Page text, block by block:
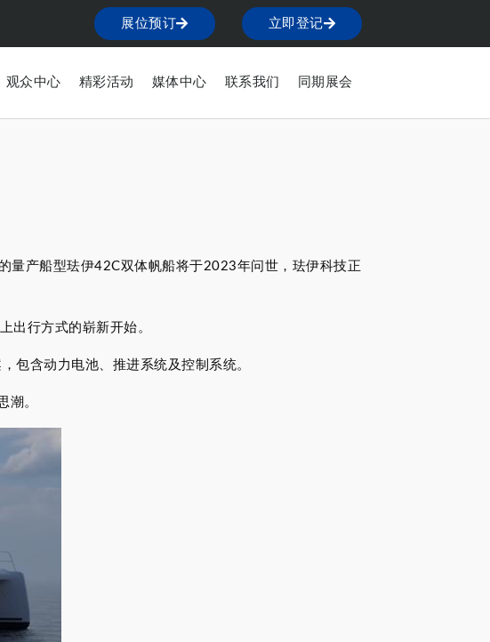
展位预订 立即登记
观众中心 精彩活动 媒体中心 联系我们 同期展会
量产船型珐伊42C双体帆船将于2023年问世，珐伊科技正
出行方式的崭新开始。
包含动力电池、推进系统及控制系统。
潮。